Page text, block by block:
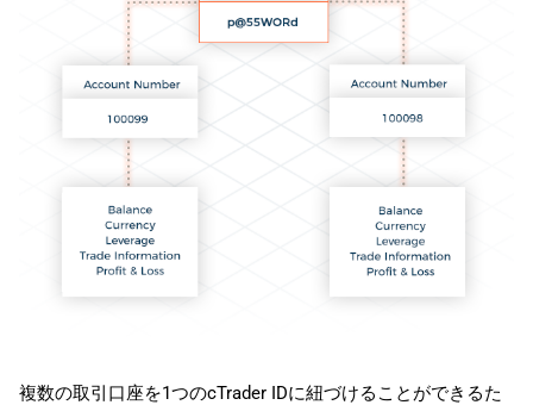
複数の取引口座を1つのcTrader IDに紐づけることができるた